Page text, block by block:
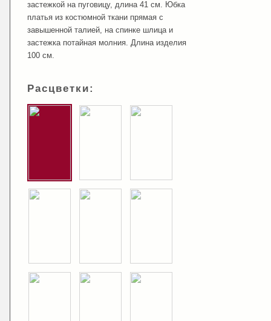
застежкой на пуговицу, длина 41 см. Юбка
платья из костюмной ткани прямая с
завышенной талией, на спинке шлица и
застежка потайная молния. Длина изделия
100 см.
Расцветки: